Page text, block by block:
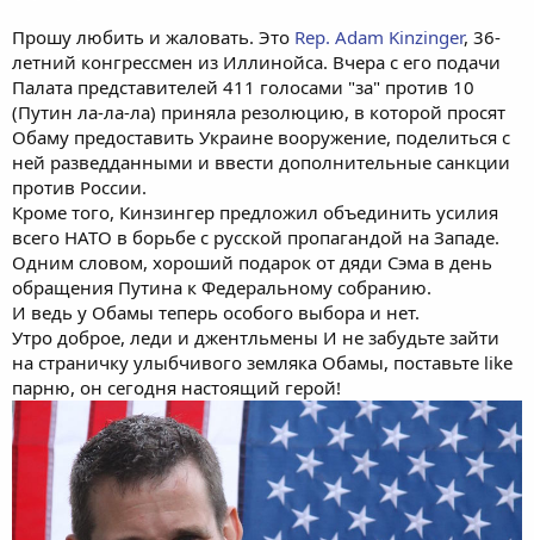
Прошу любить и жаловать. Это Rep. Adam Kinzinger, 36-
летний конгрессмен из Иллинойса. Вчера с его подачи
Палата представителей 411 голосами "за" против 10
(Путин ла-ла-ла) приняла резолюцию, в которой просят
Обаму предоставить Украине вооружение, поделиться с
ней разведданными и ввести дополнительные санкции
против России.
Кроме того, Кинзингер предложил объединить усилия
всего НАТО в борьбе с русской пропагандой на Западе.
Одним словом, хороший подарок от дяди Сэма в день
обращения Путина к Федеральному собранию.
И ведь у Обамы теперь особого выбора и нет.
Утро доброе, леди и джентльмены И не забудьте зайти
на страничку улыбчивого земляка Обамы, поставьте like
парню, он сегодня настоящий герой!